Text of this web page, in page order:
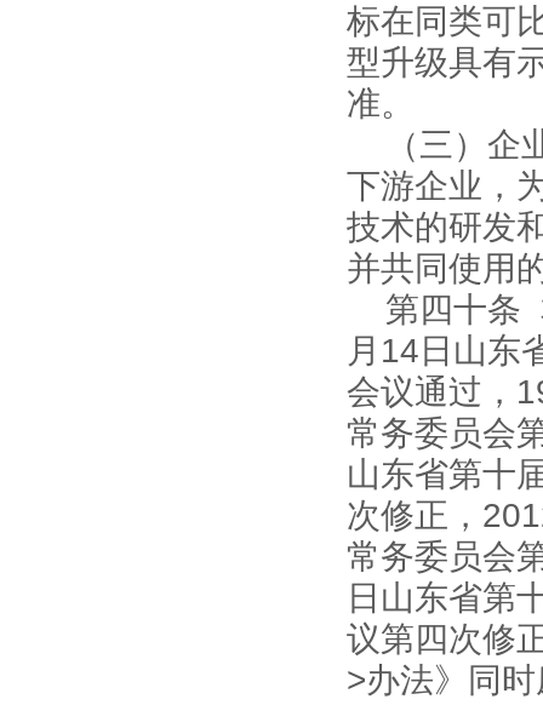
标在同类可
型升级具有
准。
（三）
下游企业，
技术的研发
并共同使用
第四十条
月14日山东
会议通过，
常务委员会
山东省第十
次修正，
常务委员会
日山东省第
议第四次修
>办法》同